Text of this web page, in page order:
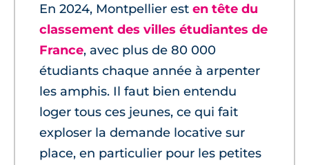
En 2024, Montpellier est en tête du
classement des villes étudiantes de
France, avec plus de 80 000
étudiants chaque année à arpenter
les amphis. Il faut bien entendu
loger tous ces jeunes, ce qui fait
exploser la demande locative sur
place, en particulier pour les petites